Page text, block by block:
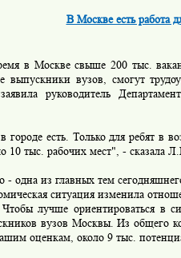
В Москве есть работа
в Москве свыше 200 тыс.
выпускники вузов, смогут
руководитель
есть. Только для ребят в
10 тыс. рабочих мест", - сказала
одна из главных тем
ситуация изменила
лучше ориентироваться в
вузов Москвы. Из общего
оценкам, около 9 тыс.